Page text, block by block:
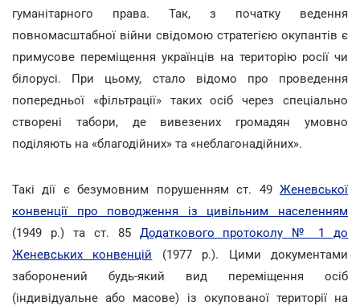
гуманітарного права. Так, з початку ведення
повномасштабної війни свідомою стратегією окупантів є
примусове переміщення українців на територію росії чи
білорусі. При цьому, стало відомо про проведення
попередньої «фільтрації» таких осіб через спеціально
створені табори, де вивезених громадян умовно
поділяють на «благодійних» та «неблагонадійних».
Такі дії є безумовним порушенням ст. 49 Женевської
конвенції про поводження із цивільним населенням
(1949 р.) та ст. 85 Додаткового протоколу № 1 до
Женевських конвенцій (1977 р.). Цими документами
заборонений будь-який вид переміщення осіб
(індивідуальне або масове) із окупованої території на